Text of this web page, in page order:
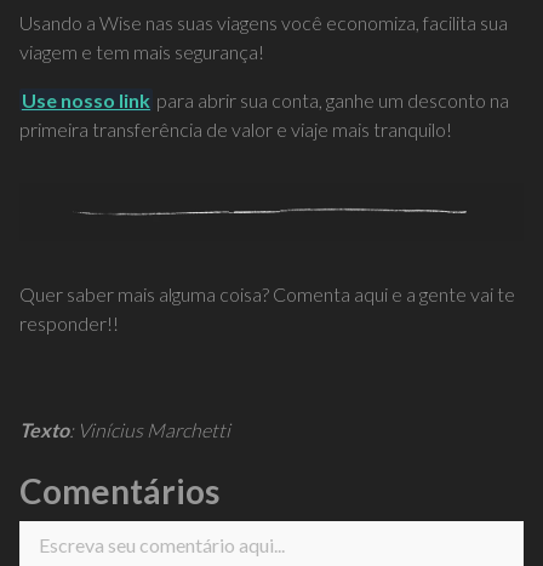
Usando a Wise nas suas viagens você economiza, facilita sua
viagem e tem mais segurança!
Use nosso link para abrir sua conta, ganhe um desconto na
primeira transferência de valor e viaje mais tranquilo!
Quer saber mais alguma coisa? Comenta aqui e a gente vai te
responder!!
Texto: Vinícius Marchetti
Comentários